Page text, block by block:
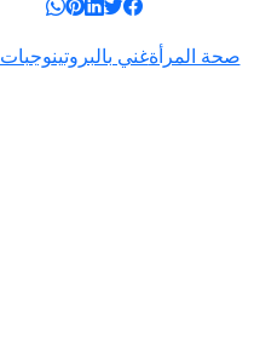
صحة المرأةغني بالبروتين